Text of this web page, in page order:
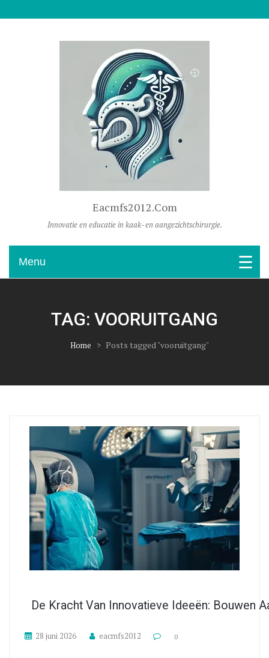
Eacmfs2012.com
Innovatie en educatie in kaak- en aangezichtschirurgie.
Menu
TAG: VOORUITGANG
Home > Posts tagged "vooruitgang"
De Kracht Van Innovatieve Ideeën: Bouwen
28 juni 2026 eacmfs2012 0